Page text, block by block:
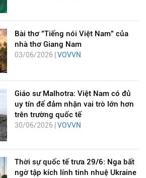
Bài thơ "Tiếng nói Việt Nam" của
nhà thơ Giang Nam
03/06/2026 | VOVVN
Giáo sư Malhotra: Việt Nam có đủ
uy tín để đảm nhận vai trò lớn hơn
trên trường quốc tế
30/06/2026 | VOVVN
Thời sự quốc tế trưa 29/6: Nga bất
ngờ tập kích lính tinh nhuệ Ukraine